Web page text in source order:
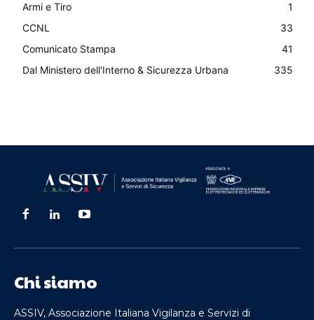
Armi e Tiro
1
CCNL
33
Comunicato Stampa
41
Dal Ministero dell'Interno & Sicurezza Urbana
335
Chi siamo
ASSIV, Associazione Italiana Vigilanza e Servizi di